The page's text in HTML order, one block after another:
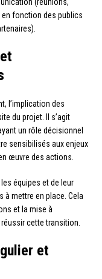
(réunions,
en fonction des publics
l’implication des
du projet. Il s’agit
un rôle décisionnel
sensibilisés aux enjeux
œuvre des actions.
équipes et de leur
à mettre en place. Cela
et la mise à
cette transition.
et